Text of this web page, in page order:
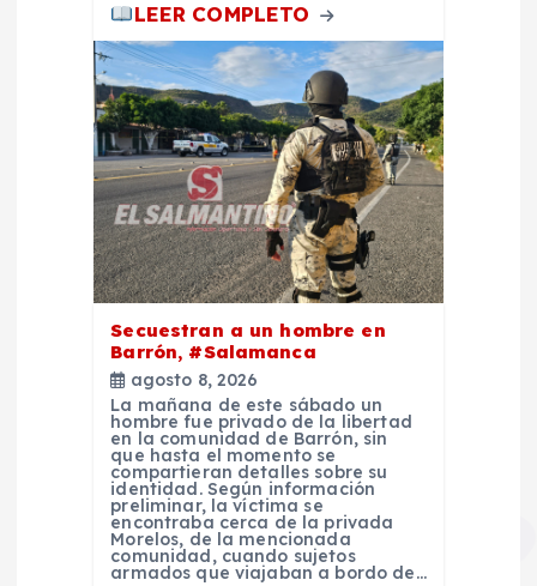
LEER COMPLETO
Secuestran a un hombre en
Barrón, #Salamanca
agosto 8, 2026
La mañana de este sábado un
hombre fue privado de la libertad
en la comunidad de Barrón, sin
que hasta el momento se
compartieran detalles sobre su
identidad. Según información
preliminar, la víctima se
encontraba cerca de la privada
Morelos, de la mencionada
comunidad, cuando sujetos
armados que viajaban a bordo de…